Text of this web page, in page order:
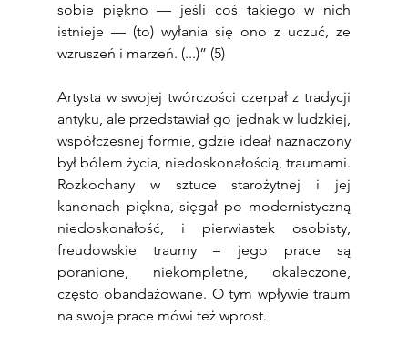
sobie piękno — jeśli coś takiego w nich
istnieje — (to) wyłania się ono z uczuć, ze
wzruszeń i marzeń. (...)” (5)
Artysta w swojej twórczości czerpał z tradycji
antyku, ale przedstawiał go jednak w ludzkiej,
współczesnej formie, gdzie ideał naznaczony
był bólem życia, niedoskonałością, traumami.
Rozkochany w sztuce starożytnej i jej
kanonach piękna, sięgał po modernistyczną
niedoskonałość, i pierwiastek osobisty,
freudowskie traumy – jego prace są
poranione, niekompletne, okaleczone,
często obandażowane. O tym wpływie traum
na swoje prace mówi też wprost.